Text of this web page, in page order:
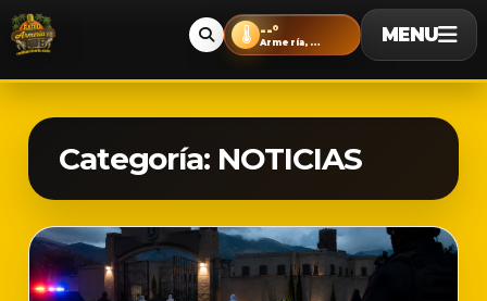
🌡️ --°
Armería, Colima MENU
Categoría: NOTICIAS